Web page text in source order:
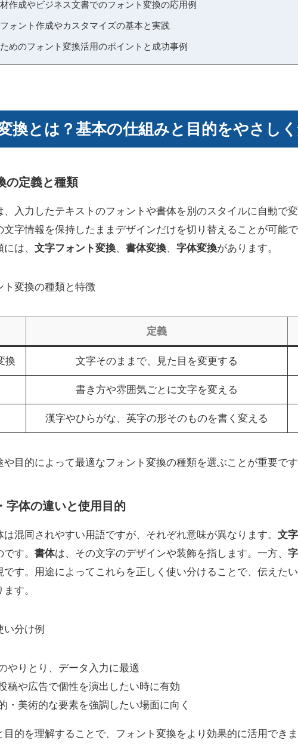
作成やビジネス文書でのフォント変換の応用例
ォント作成やカスタマイズの基本と実践
めのフォント変換活用のポイントと成功事例
換とは？基本の仕組みと目的をやさし
の定義と種類
、入力したテキストのフォントや書体を別のスタイルに自動で
文字情報を保持したままデザインだけを切り替えることが可能
は、 文字フォント変換、 書体変換、 字体変換があります。
ト変換の種類と特徴
定義
換 文字そのままで、見た目を変更する
書き方や雰囲気ごとに文字を変える
漢字やひらがな、英字の形そのものを書く変える
や目的によって最適なフォント変換の種類を選ぶことが重要で
字体の違いと使用目的
混同されやすい用語ですが、それぞれ意味が異なります。 文字
す。 書体は、その文字のデザインや装飾を指します。一方、
です。用途によってこれらを正しく使い分けることで、伝えた
す。
い分け例
やりとり、データ入力に最適
稿や広告で個性を演出したい時に有効
・美術的な要素を強調したい場面に向く
目的を理解することで、フォント変換をより効果的に活用でき